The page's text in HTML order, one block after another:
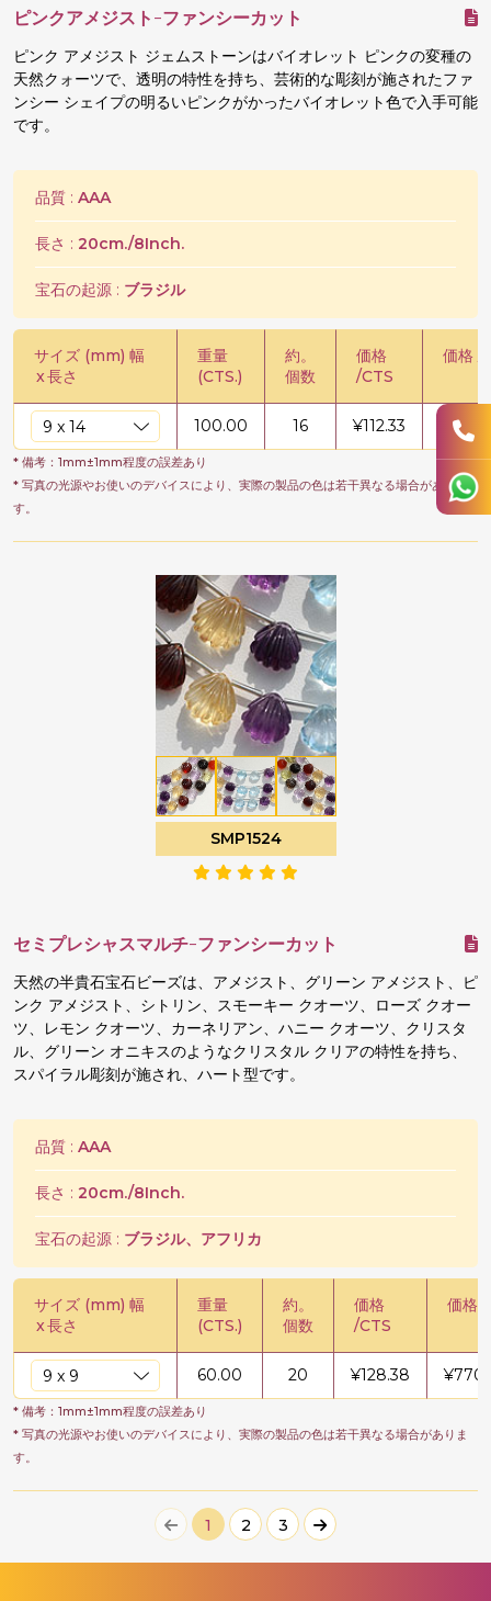
ピンクアメジスト-ファンシーカット
ピンク アメジスト ジェムストーンはバイオレット ピンクの変種の
天然クォーツで、透明の特性を持ち、芸術的な彫刻が施されたファ
ンシー シェイプの明るいピンクがかったバイオレット色で入手可能
です。
品質 : AAA
長さ : 20cm./8Inch.
宝石の起源 : ブラジル
サイズ (mm) 幅
x長さ
重量
(CTS.)
約。
個数
価格
/CTS
価格 /
100.00 16 ¥112.33
* 備考：1mm±1mm程度の誤差あり
* 写真の光源やお使いのデバイスにより、実際の製品の色は若干異なる場合がありま
す。
SMP1524
セミプレシャスマルチ-ファンシーカット
天然の半貴石宝石ビーズは、アメジスト、グリーン アメジスト、ピ
ンク アメジスト、シトリン、スモーキー クオーツ、ローズ クオー
ツ、レモン クオーツ、カーネリアン、ハニー クオーツ、クリスタ
ル、グリーン オニキスのようなクリスタル クリアの特性を持ち、
スパイラル彫刻が施され、ハート型です。
品質 : AAA
長さ : 20cm./8Inch.
宝石の起源 : ブラジル、アフリカ
サイズ (mm) 幅
x長さ
重量
(CTS.)
約。
個数
価格
/CTS
価格 /
60.00 20 ¥128.38 ¥
* 備考：1mm±1mm程度の誤差あり
* 写真の光源やお使いのデバイスにより、実際の製品の色は若干異なる場合がありま
す。
1 2 3